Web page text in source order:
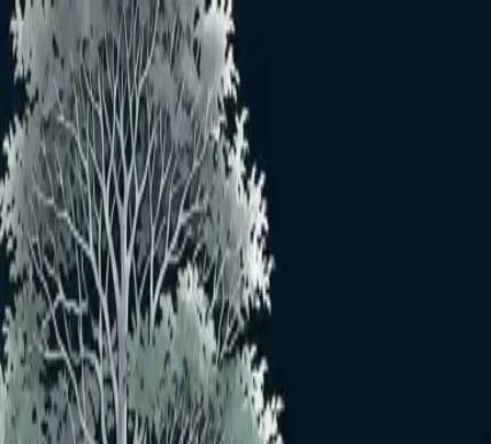
メインコンテンツへスキップ
おすすめユーザー
おすすめユーザーはいません
もっと見る